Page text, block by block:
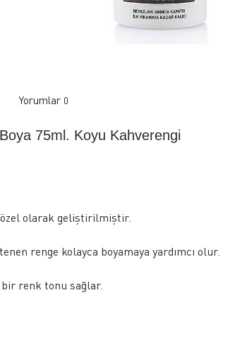
Yorumlar 0
75ml. Koyu Kahverengi
olarak geliştirilmiştir.
renge kolayca boyamaya yardımcı olur.
renk tonu sağlar.